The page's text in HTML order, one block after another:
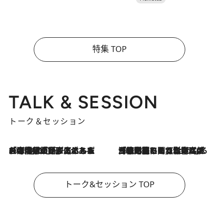
特集 TOP
TALK & SESSION
トーク＆セッション
2026.8.3
「今後値上げがあるとすれば…」「リスクがあるのは今年の冬」エネルギー専門家が語る、ホルムズ海峡封鎖が家庭にもたらす“ある心配” 2026.8.3
「住宅建てられない…」「サーチャージ料の高値が続いている」ホルムズ海峡封鎖による影響はいつまで続く？《エネルギー専門家に聞く“どうなる日本の暮らし”》
トーク&セッション TOP